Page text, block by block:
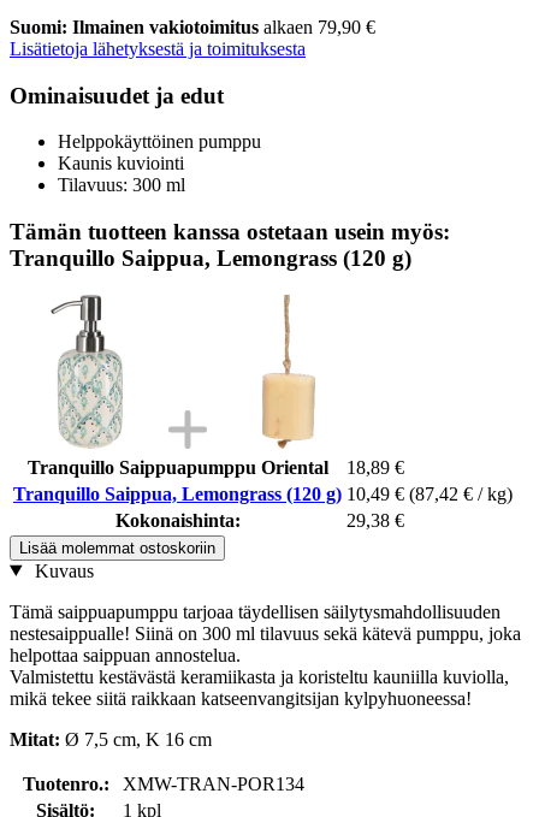
Suomi: Ilmainen vakiotoimitus alkaen 79,90 €
Lisätietoja lähetyksestä ja toimituksesta
Ominaisuudet ja edut
Helppokäyttöinen pumppu
Kaunis kuviointi
Tilavuus: 300 ml
Tämän tuotteen kanssa ostetaan usein myös:
Tranquillo Saippua, Lemongrass (120 g)
Tranquillo Saippuapumppu Oriental
18,89 €
Tranquillo Saippua, Lemongrass (120 g) 10,49 € (87,42 € / kg)
Kokonaishinta:
29,38 €
Lisää molemmat ostoskoriin
Kuvaus
Tämä saippuapumppu tarjoaa täydellisen säilytysmahdollisuuden
nestesaippualle! Siinä on 300 ml tilavuus sekä kätevä pumppu, joka
helpottaa saippuan annostelua.
Valmistettu kestävästä keramiikasta ja koristeltu kauniilla kuviolla,
mikä tekee siitä raikkaan katseenvangitsijan kylpyhuoneessa!
Mitat: Ø 7,5 cm, K 16 cm
Tuotenro.:
XMW-TRAN-POR134
Sisältö:
1 kpl